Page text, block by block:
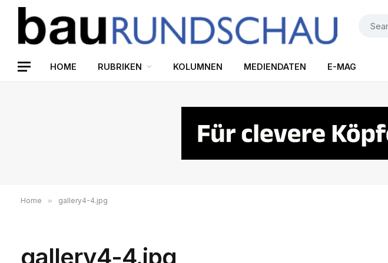
HOME RUBRIKEN KOLUMNEN MEDIENDATEN E-MAG
Home » gallery4-4.jpg
gallery4-4.jpg